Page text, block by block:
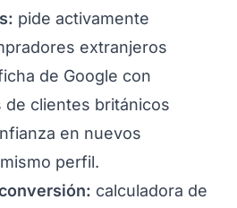
pide activamente
extranjeros
de Google con
de clientes británicos
en nuevos
perfil.
calculadora de